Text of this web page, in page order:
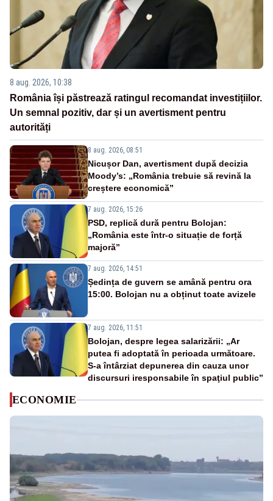
8 aug. 2026, 10:38
România își păstrează ratingul recomandat investițiilor.
Un semnal pozitiv, dar și un avertisment pentru
autorități
8 aug. 2026, 08:51
Nicușor Dan, avertisment după decizia
Moody’s: „România trebuie să revină la
creștere economică”
7 aug. 2026, 15:26
PSD, replică dură pentru Bolojan:
„România este într-o situație de forță
majoră”
7 aug. 2026, 14:51
Ședința de guvern se amână pentru ora
15:00. Bolojan nu a obținut toate avizele
7 aug. 2026, 11:51
Bolojan, despre legea salarizării: „Ar
putea fi adoptată în perioada următoare.
S-a întârziat depunerea din cauza unor
discursuri iresponsabile în spaţiul public”
ECONOMIE